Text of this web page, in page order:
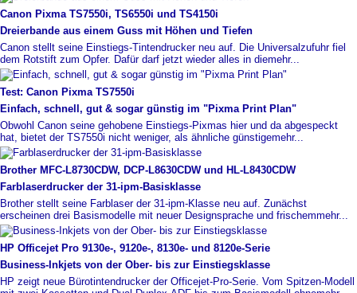
Canon Pixma TS7550i, TS6550i und TS4150i
Dreierbande aus einem Guss mit Höhen und Tiefen
Canon stellt seine Einstiegs-Tintendrucker neu auf. Die Universalzufuhr fiel
dem Rotstift zum Opfer. Dafür darf jetzt wieder alles in diemehr...
Test: Canon Pixma TS7550i
Einfach, schnell, gut & sogar günstig im "Pixma Print Plan"
Obwohl Canon seine gehobene Einstiegs-Pixmas hier und da abgespeckt
hat, bietet der TS7550i nicht weniger, als ähnliche günstigemehr...
Brother MFC-​L8730CDW, DCP-​L8630CDW und HL-​L8430CDW
Farblaserdrucker der 31-​ipm-​Basisklasse
Brother stellt seine Farblaser der 31-ipm-Klasse neu auf. Zunächst
erscheinen drei Basismodelle mit neuer Designsprache und frischemmehr...
HP Officejet Pro 9130e-​, 9120e-​, 8130e- ​ und 8120e-​Serie
Business- ​Inkjets von der Ober- ​ bis zur Einstiegsklasse
HP zeigt neue Bürotintendrucker der Officejet-Pro-Serie. Vom Spitzen-Modell